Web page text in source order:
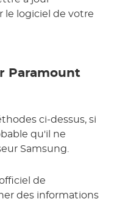
le logiciel de votre
Paramount
ci-dessus, si
qu'il ne
Samsung.
de
des informations